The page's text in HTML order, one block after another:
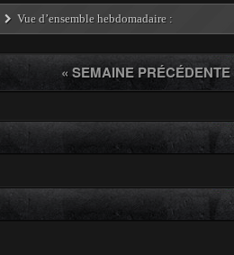
Vue d’ensemble hebdomadaire :
« SEMAINE PRÉCÉDENTE